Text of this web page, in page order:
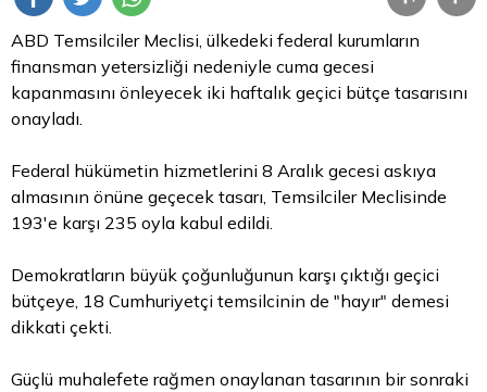
ABD Temsilciler Meclisi, ülkedeki federal kurumların
finansman yetersizliği nedeniyle cuma gecesi
kapanmasını önleyecek iki haftalık geçici bütçe tasarısını
onayladı.
Federal hükümetin hizmetlerini 8 Aralık gecesi askıya
almasının önüne geçecek tasarı, Temsilciler Meclisinde
193'e karşı 235 oyla kabul edildi.
Demokratların büyük çoğunluğunun karşı çıktığı geçici
bütçeye, 18 Cumhuriyetçi temsilcinin de "hayır" demesi
dikkati çekti.
Güçlü muhalefete rağmen onaylanan tasarının bir sonraki